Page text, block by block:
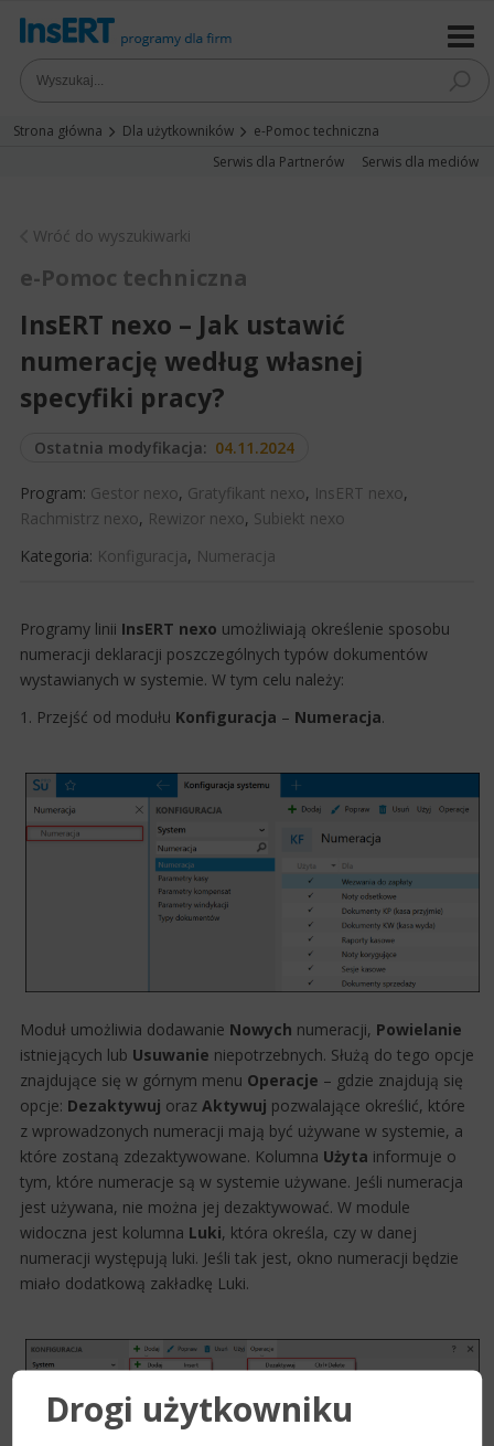
Strona główna Dla użytkowników
e-Pomoc techniczna
Serwis dla Partnerów
Serwis dla mediów
Wróć do wyszukiwarki
e-Pomoc techniczna
InsERT nexo – Jak ustawić
numerację według własnej
specyfiki pracy?
Ostatnia modyfikacja: 04.11.2024
Program: Gestor nexo, Gratyfikant nexo, InsERT nexo,
Rachmistrz nexo, Rewizor nexo, Subiekt nexo
Kategoria: Konfiguracja, Numeracja
​Programy linii InsERT nexo umożliwiają określenie sposobu
numeracji dek​​​laracji poszczególnych typów dokumentów
wystawianych w systemie. W tym celu należy:
1. Przejść od modułu Konfiguracja – Numeracja.
Moduł umożliwia dodawanie Nowych numeracji, Powielanie
istniejących lub Usuwanie niepotrzebnych. Służą do tego opcje
znajdujące się w górnym menu Operacje – gdzie znajdują się
opcje: Dezaktywuj oraz Aktywuj pozwalające określić, które
z wprowadzonych numeracji mają być używane w systemie, a
które zostaną zdezaktywowane. Kolum​na Użyta informuje o
tym, które numeracje są w systemie używane. Jeśli numeracja
jest używana, nie można jej dezaktywować. W module
widoczna jest kolumna Luki, która określa, czy w danej
numeracji występują luki. Jeśli tak jest, okno numeracji będzie
miało dodatkową zakładkę Luki.
Drogi użytkowniku